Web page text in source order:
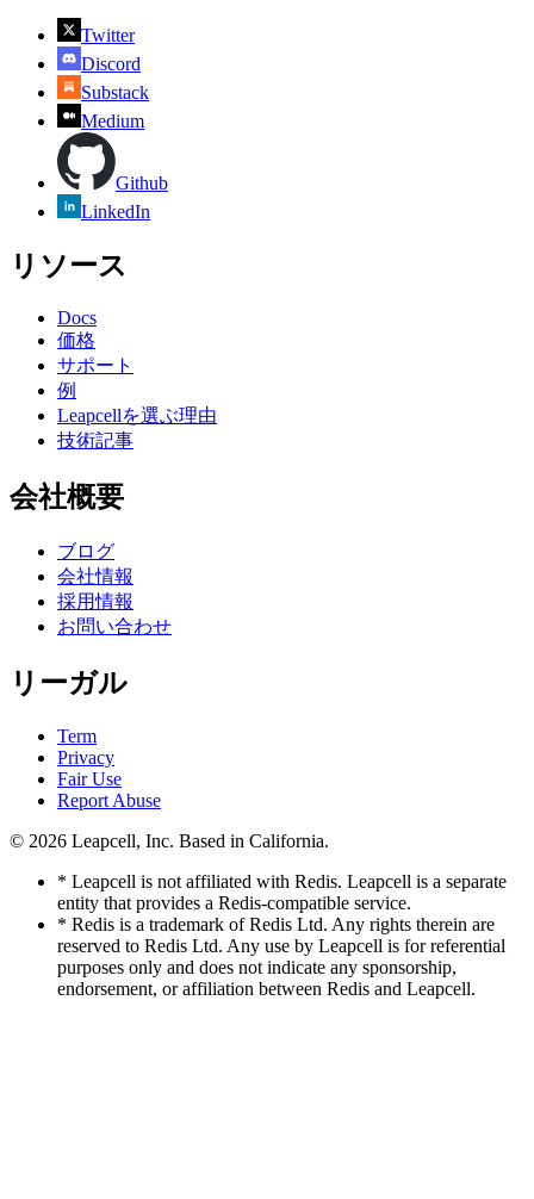
Twitter
Discord
Substack
Medium
Github
LinkedIn
リソース
Docs
価格
サポート
例
Leapcellを選ぶ理由
技術記事
会社概要
ブログ
会社情報
採用情報
お問い合わせ
リーガル
Term
Privacy
Fair Use
Report Abuse
© 2026 Leapcell, Inc. Based in California.
* Leapcell is not affiliated with Redis. Leapcell is a separate
entity that provides a Redis-compatible service.
* Redis is a trademark of Redis Ltd. Any rights therein are
reserved to Redis Ltd. Any use by Leapcell is for referential
purposes only and does not indicate any sponsorship,
endorsement, or affiliation between Redis and Leapcell.